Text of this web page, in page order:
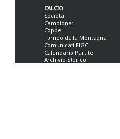
CALCIO
Società
Campionati
Coppe
Torneo della Montagna
Comunicati FIGC
Calendario Partite
Archivio Storico